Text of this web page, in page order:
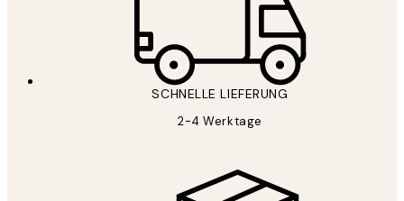
SCHNELLE LIEFERUNG
2-4 Werktage